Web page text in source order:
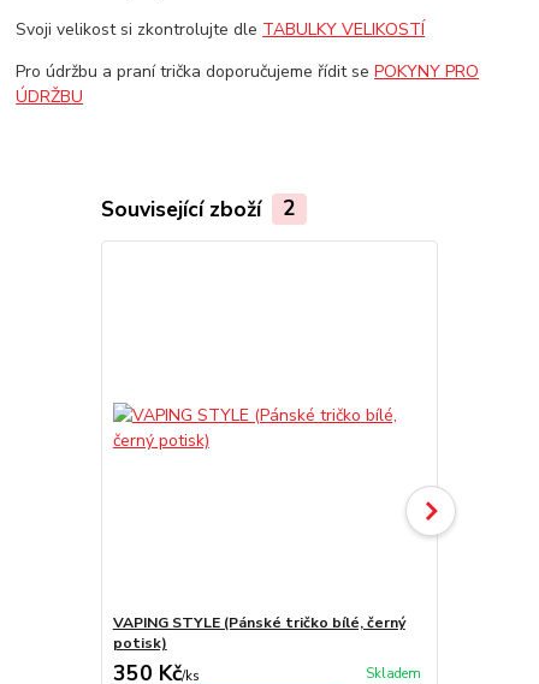
Svoji velikost si zkontrolujte dle TABULKY VELIKOSTÍ
Pro údržbu a praní trička doporučujeme řídit sePOKYNY PRO
ÚDRŽBU
Související zboží 2
VAPING STYLE (Pánské tričko bílé, černý
potisk)
350 Kč/ks Skladem